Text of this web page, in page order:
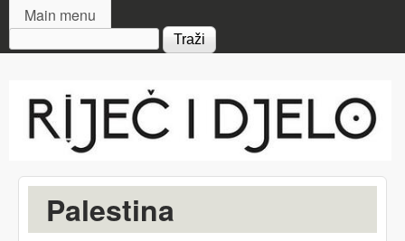
MAIN MENU
Main menu
Search form
i djelo
Palestina